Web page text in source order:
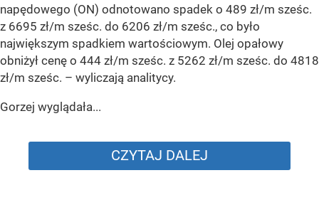
napędowego (ON) odnotowano spadek o 489 zł/m sześc.
z 6695 zł/m sześc. do 6206 zł/m sześc., co było
największym spadkiem wartościowym. Olej opałowy
obniżył cenę o 444 zł/m sześc. z 5262 zł/m sześc. do 4818
zł/m sześc. – wyliczają analitycy.
Gorzej wyglądała...
CZYTAJ DALEJ